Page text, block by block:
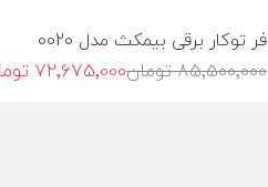
فر توکار برقی بیمکث مدل 0020
85٬500٬000 تومان 72٬675٬000 تومان